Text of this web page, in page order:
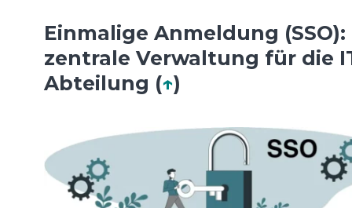
Einmalige Anmeldung (SSO):
zentrale Verwaltung für die
Abteilung (↑)